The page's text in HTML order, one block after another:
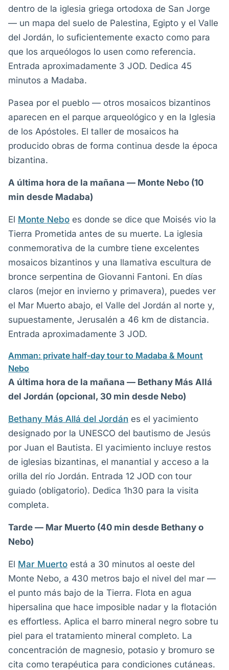
dentro de la iglesia griega ortodoxa de San Jorge
— un mapa del suelo de Palestina, Egipto y el Valle
del Jordán, lo suficientemente exacto como para
que los arqueólogos lo usen como referencia.
Entrada aproximadamente 3 JOD. Dedica 45
minutos a Madaba.
Pasea por el pueblo — otros mosaicos bizantinos
aparecen en el parque arqueológico y en la Iglesia
de los Apóstoles. El taller de mosaicos ha
producido obras de forma continua desde la época
bizantina.
A última hora de la mañana — Monte Nebo (10
min desde Madaba)
El Monte Nebo es donde se dice que Moisés vio la
Tierra Prometida antes de su muerte. La iglesia
conmemorativa de la cumbre tiene excelentes
mosaicos bizantinos y una llamativa escultura de
bronce serpentina de Giovanni Fantoni. En días
claros (mejor en invierno y primavera), puedes ver
el Mar Muerto abajo, el Valle del Jordán al norte y,
supuestamente, Jerusalén a 46 km de distancia.
Entrada aproximadamente 3 JOD.
Amman: private half-day tour to Madaba & Mount
Nebo
A última hora de la mañana — Bethany Más Allá
del Jordán (opcional, 30 min desde Nebo)
Bethany Más Allá del Jordán es el yacimiento
designado por la UNESCO del bautismo de Jesús
por Juan el Bautista. El yacimiento incluye restos
de iglesias bizantinas, el manantial y acceso a la
orilla del río Jordán. Entrada 12 JOD con tour
guiado (obligatorio). Dedica 1h30 para la visita
completa.
Tarde — Mar Muerto (40 min desde Bethany o
Nebo)
El Mar Muerto está a 30 minutos al oeste del
Monte Nebo, a 430 metros bajo el nivel del mar —
el punto más bajo de la Tierra. Flota en agua
hipersalina que hace imposible nadar y la flotación
es effortless. Aplica el barro mineral negro sobre tu
piel para el tratamiento mineral completo. La
concentración de magnesio, potasio y bromuro se
cita como terapéutica para condiciones cutáneas.